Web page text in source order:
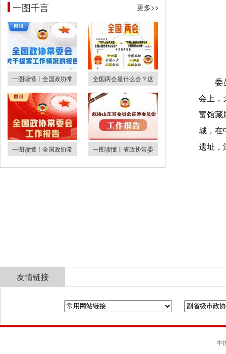
一图千言 更多>>
一图读懂丨全国政协常 全国两会是什么会？这
一图读懂！全国政协常 一图读懂丨省政协常委
委
会上，
富馆藏
城，在
遗址，
友情链接
中